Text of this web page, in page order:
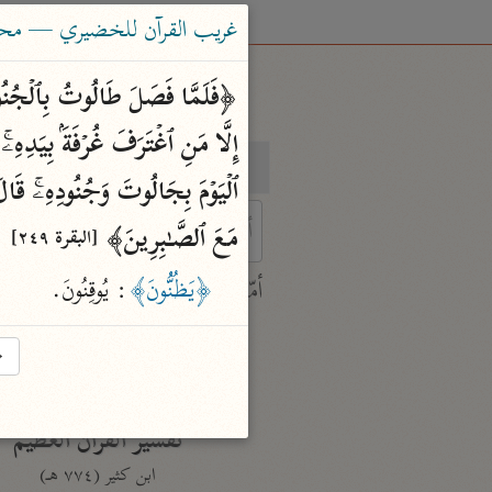
بحث
characters for results.
أمّهات
جامع البيان
تفسير القرآن العظيم
ابن كثير (٧٧٤ هـ)
غريب القرآن للخضيري —
مَعَ ٱلصَّـٰبِرِینَ﴾ [البقرة ٢٤٩]
﴿يَظُنُّونَ﴾: يُوقِنُونَ.